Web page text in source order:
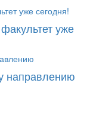
уже
направлению